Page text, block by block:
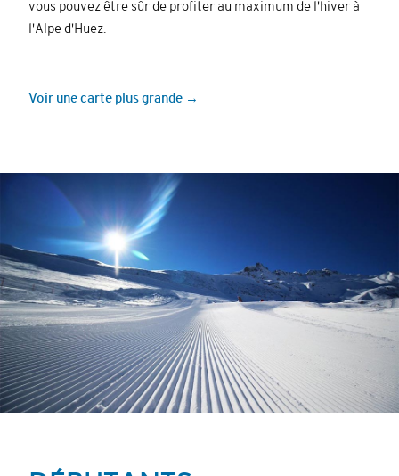
vous pouvez être sûr de profiter au maximum de l'hiver à
l'Alpe d'Huez.
Voir une carte plus grande →